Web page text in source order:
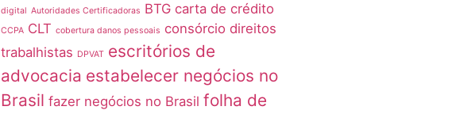
digital Autoridades Certificadoras BTG carta de crédito
CCPA CLT cobertura danos pessoais consórcio direitos
trabalhistas DPVAT escritórios de
advocacia estabelecer negócios no
Brasil fazer negócios no Brasil folha de